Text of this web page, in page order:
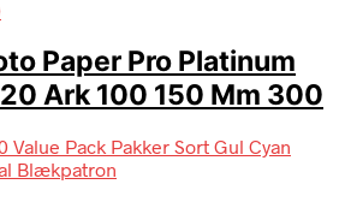
Paper Pro Platinum
Ark 100 150 Mm 300